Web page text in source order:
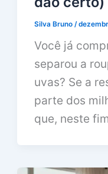
Silva Bruno/
Você já
separou a
uvas? Se a
parte dos
que, neste